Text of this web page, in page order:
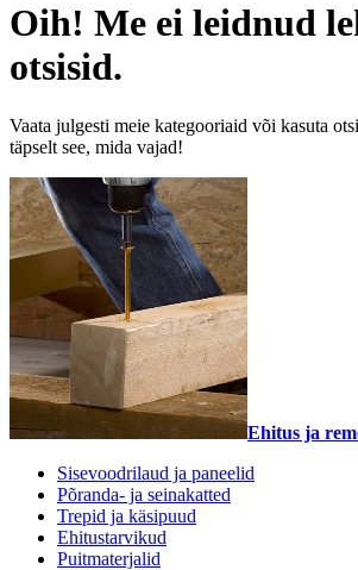
Oih! Me ei leidnud
otsisid.
Vaata julgesti meie kategooriaid või kasuta
täpselt see, mida vajad!
Ehitus ja
Sisevoodrilaud ja paneelid
Põranda- ja seinakatted
Trepid ja käsipuud
Ehitustarvikud
Puitmaterjalid